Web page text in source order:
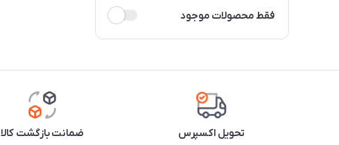
فقط محصولات موجود
تحویل اکسپرس ضمانت بازگشت کالا